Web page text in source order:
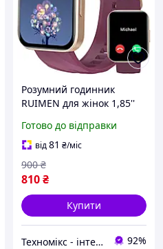
Розумний годинник
RUIMEN для жінок 1,85''
дзвінків, сумісний з
iPhone та Android,
моніторинг серцевого
ритму
Готово до відправки
від81 ₴/міс
810₴
900 ₴
Купити
Техномікс - інтернет - магазин якісної техніки, електроніки та інших товарів для дому та роботи 92%